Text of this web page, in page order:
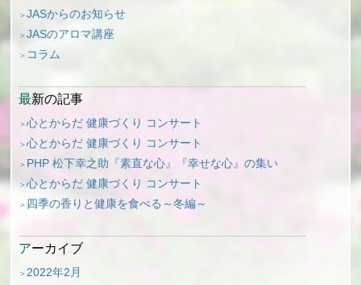
JASからのお知らせ
JASのアロマ講座
コラム
最新の記事
心とからだ 健康づくり コンサート
心とからだ 健康づくり コンサート
PHP 松下幸之助『素直な心』『幸せな心』の集い
心とからだ 健康づくり コンサート
四季の香りと健康を食べる～冬編～
アーカイブ
2022年2月